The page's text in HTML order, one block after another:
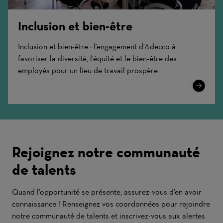
Inclusion et bien-être
Inclusion et bien-être : l'engagement d'Adecco à
favoriser la diversité, l'équité et le bien-être des
employés pour un lieu de travail prospère.
Learn
Rejoignez notre communauté
de talents
Quand l'opportunité se présente, assurez-vous d'en avoir
connaissance ! Renseignez vos coordonnées pour rejoindre
notre communauté de talents et inscrivez-vous aux alertes